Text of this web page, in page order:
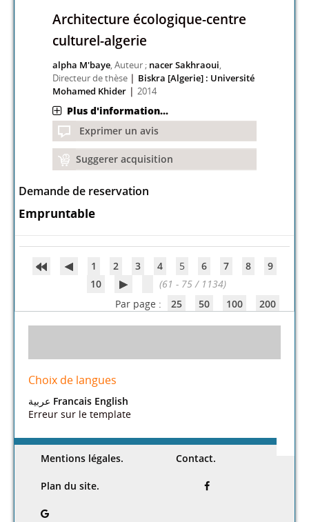
Architecture écologique-centre
culturel-algerie
alpha M'baye, Auteur ; nacer Sakhraoui,
Directeur de thèse | Biskra [Algerie] : Université
Mohamed Khider |2014
Plus d'information...
Exprimer un avis
Suggerer acquisition
Demande de reservation
Empruntable
1 2 3 4 5 6 7 8
9
10
(61 - 75 / 1134)
Par page :
25 50 100 200
Choix de langues
عربية Francais English
Erreur sur le template
Mentions légales. Contact.
Plan du site.